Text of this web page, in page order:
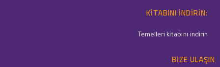
KITABINI INDIRIN:
Temelleri kitabını indirin
BIZE ULAŞIN